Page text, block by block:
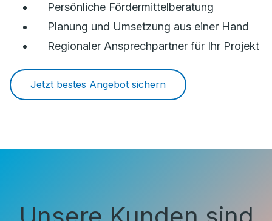
Persönliche Fördermittelberatung
Planung und Umsetzung aus einer Hand
Regionaler Ansprechpartner für Ihr Projekt
Jetzt bestes Angebot sichern